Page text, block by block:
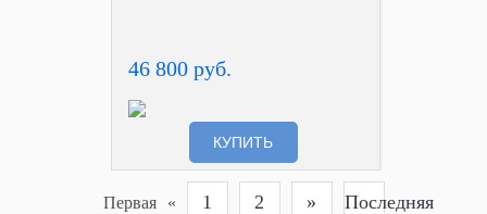
46 800 руб.
КУПИТЬ
Первая « 1 2 » Последняя